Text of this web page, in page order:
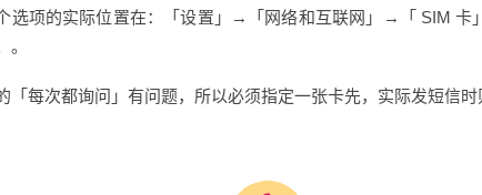
选项的实际位置在：「设置」→「网络和互联网」→「 SIM 卡
。
「每次都询问」有问题，所以必须指定一张卡先，实际发短信时